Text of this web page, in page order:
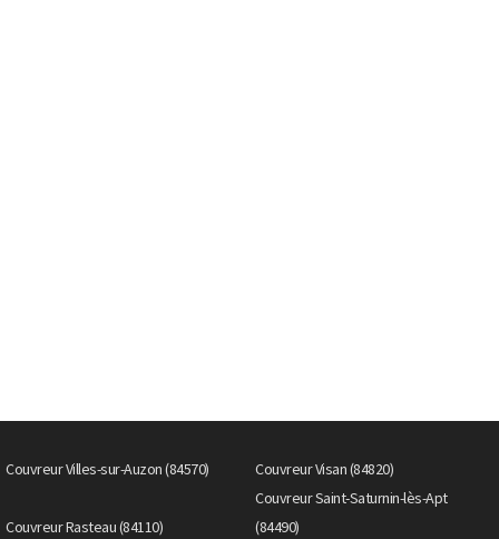
Couvreur Villes-sur-Auzon (84570) Couvreur Visan (84820)
Couvreur Rasteau (84110)
Couvreur Saint-Saturnin-lès-Apt
(84490)